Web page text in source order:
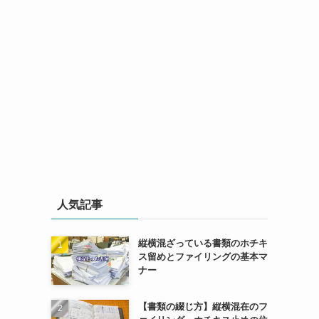
人気記事
縦横混ざっている書類のホチキ
ス留めとファイリングの基本マ
ナー
【書類の綴じ方】縦横混在のフ